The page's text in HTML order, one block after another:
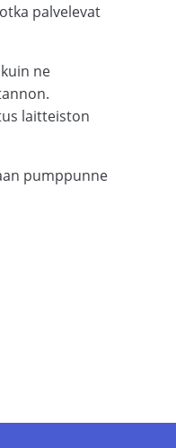
palvelevat
ne
laitteiston
pumppunne